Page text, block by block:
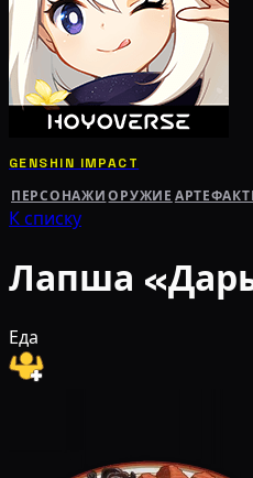
GENSHIN IMPACT
ПЕРСОНАЖИ ОРУЖИЕ
К списку
Лапша
Еда